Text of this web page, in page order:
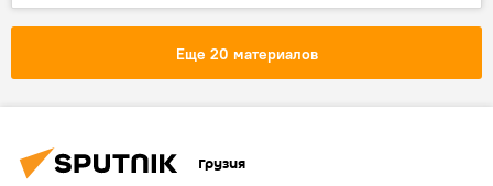
Еще 20 материалов
Грузия